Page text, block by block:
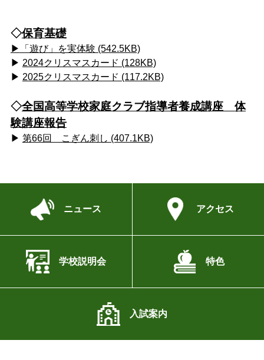
◇保育基礎
▶
「遊び」を実体験 (542.5KB)
▶ 2024クリスマスカード (128KB)
▶ 2025クリスマスカード (117.2KB)
◇全国高等学校家庭クラブ指導者養成講座 体
験講座報告
▶ 第66回 こぎん刺し (407.1KB)
ニュース アクセス
学校説明会 特色
入試案内